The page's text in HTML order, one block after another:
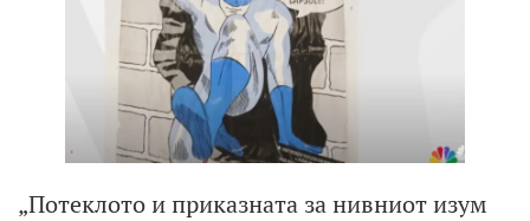
„Потеклото и приказната за нивниот изум